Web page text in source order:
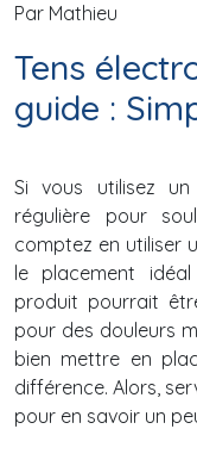
Par Mathieu
Tens
guide :
Si vous utilisez
régulière pour
comptez en utiliser
le placement
produit pourrait
pour des douleurs
bien mettre en
différence. Alors,
pour en savoir un